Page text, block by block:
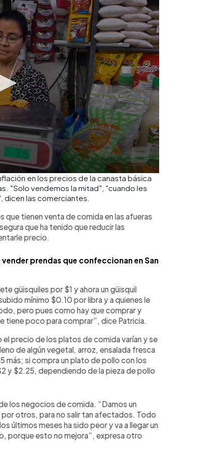
en los precios de la canasta básica
"Solo vendemos la mitad", "cuando les
dicen las comerciantes.
que tienen venta de comida en las afueras
que ha tenido que reducir las
precio.
vender prendas que confeccionan en San
güisquiles por $1 y ahora un güisquil
mínimo $0.10 por libra y a quienes le
pero pues como hay que comprar y
tiene poco para comprar”, dice Patricia.
precio de los platos de comida varían y se
de algún vegetal, arroz, ensalada fresca
si compra un plato de pollo con los
y $2.25, dependiendo de la pieza de pollo
los negocios de comida. “Damos un
otros, para no salir tan afectados. Todo
últimos meses ha sido peor y va a llegar un
porque esto no mejora”, expresa otro